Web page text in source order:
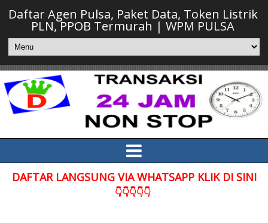
Daftar Agen Pulsa, Paket Data, Token Listrik
PLN, PPOB Termurah | WPM PULSA
DAFTAR LANGSUNG VIA WHATSAPP KLIK DI SINI
👇👇👇👇👇